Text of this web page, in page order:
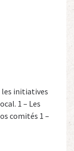
les initiatives
1 – Les
comités 1 –
Dioné,